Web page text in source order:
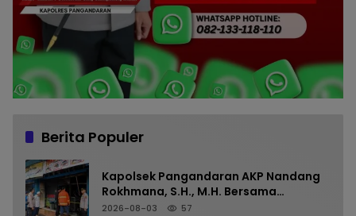
Berita Populer
Kapolsek Pangandaran AKP Nandang
Rokhmana, S.H., M.H. Bersama
Anggota Cek TKP Kebakaran Ruko
2026-08-03 57